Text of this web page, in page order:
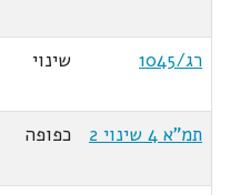
רג/1045
שינוי
תמ"א 4 שינוי 2
כפופה